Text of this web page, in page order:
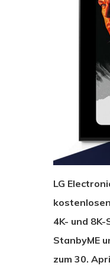
Drücken Sie
LG
4K- und
StanbyME
zum 30.